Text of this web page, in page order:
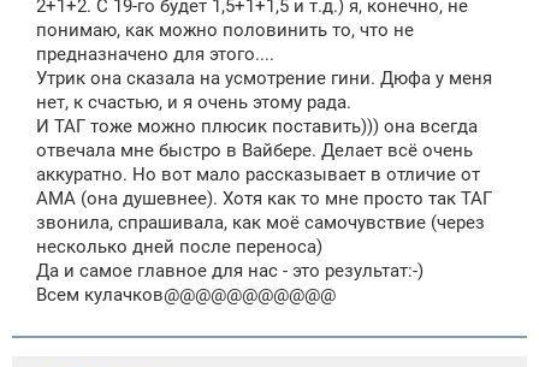
2+1+2. С 19-го будет 1,5+1+1,5 и т.д.) я, конечно, не
понимаю, как можно половинить то, что не
предназначено для этого....
Утрик она сказала на усмотрение гини. Дюфа у меня
нет, к счастью, и я очень этому рада.
И ТАГ тоже можно плюсик поставить))) она всегда
отвечала мне быстро в Вайбере. Делает всё очень
аккуратно. Но вот мало рассказывает в отличие от
АМА (она душевнее). Хотя как то мне просто так ТАГ
звонила, спрашивала, как моё самочувствие (через
несколько дней после переноса)
Да и самое главное для нас - это результат:-)
Всем кулачков@@@@@@@@@@@